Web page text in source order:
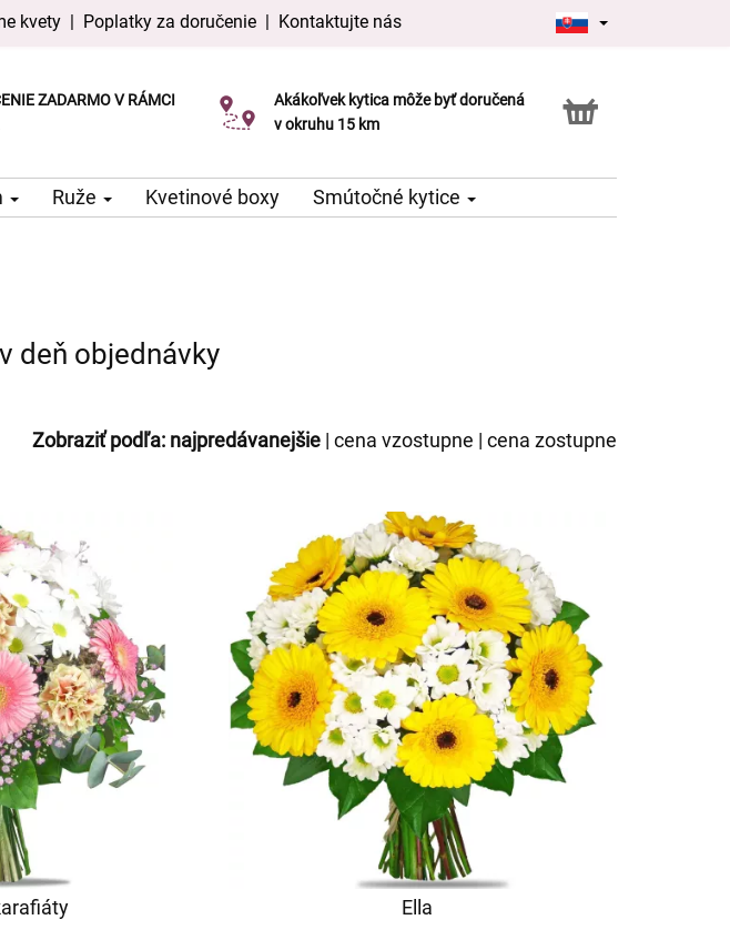
kvety | Poplatky za doručenie | Kontaktujte nás
ZADARMO V RÁMCI
Akákoľvek kytica môže byť doručená
v okruhu 15 km
Služba Click & Collect
Ruže Kvetinové boxy Smútočné kytice
deň objednávky
Zobraziť podľa: najpredávanejšie | cena vzostupne | cena zostupne
Ella